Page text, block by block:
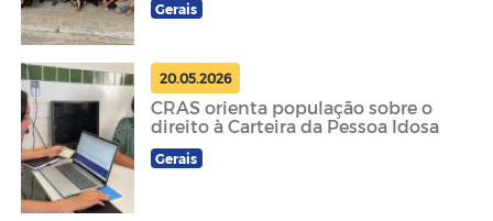
Gerais
20.05.2026
CRAS orienta população sobre o
direito à Carteira da Pessoa Idosa
Gerais